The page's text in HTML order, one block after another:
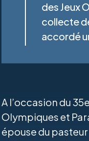
des Jeux
collecte
accordé
A l’occasion du
Olympiques et
épouse du